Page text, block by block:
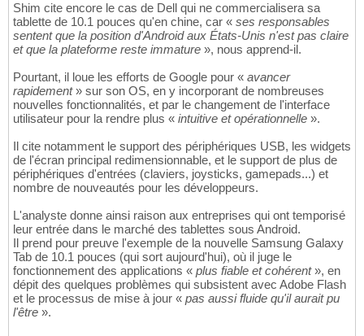
Shim cite encore le cas de Dell qui ne commercialisera sa
tablette de 10.1 pouces qu'en chine, car « ses responsables
sentent que la position d'Android aux États-Unis n'est pas claire
et que la plateforme reste immature », nous apprend-il.
Pourtant, il loue les efforts de Google pour « avancer
rapidement» sur son OS, en y incorporant de nombreuses
nouvelles fonctionnalités, et par le changement de l'interface
utilisateur pour la rendre plus « intuitive et opérationnelle ».
Il cite notamment le support des périphériques USB, les widgets
de l'écran principal redimensionnable, et le support de plus de
périphériques d'entrées (claviers, joysticks, gamepads...) et
nombre de nouveautés pour les développeurs.
L'analyste donne ainsi raison aux entreprises qui ont temporisé
leur entrée dans le marché des tablettes sous Android.
Il prend pour preuve l'exemple de la nouvelle Samsung Galaxy
Tab de 10.1 pouces (qui sort aujourd'hui), où il juge le
fonctionnement des applications « plus fiable et cohérent», en
dépit des quelques problèmes qui subsistent avec Adobe Flash
et le processus de mise à jour « pas aussi fluide qu'il aurait pu
l'être ».